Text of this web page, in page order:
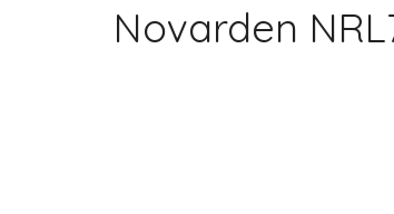
Novarden